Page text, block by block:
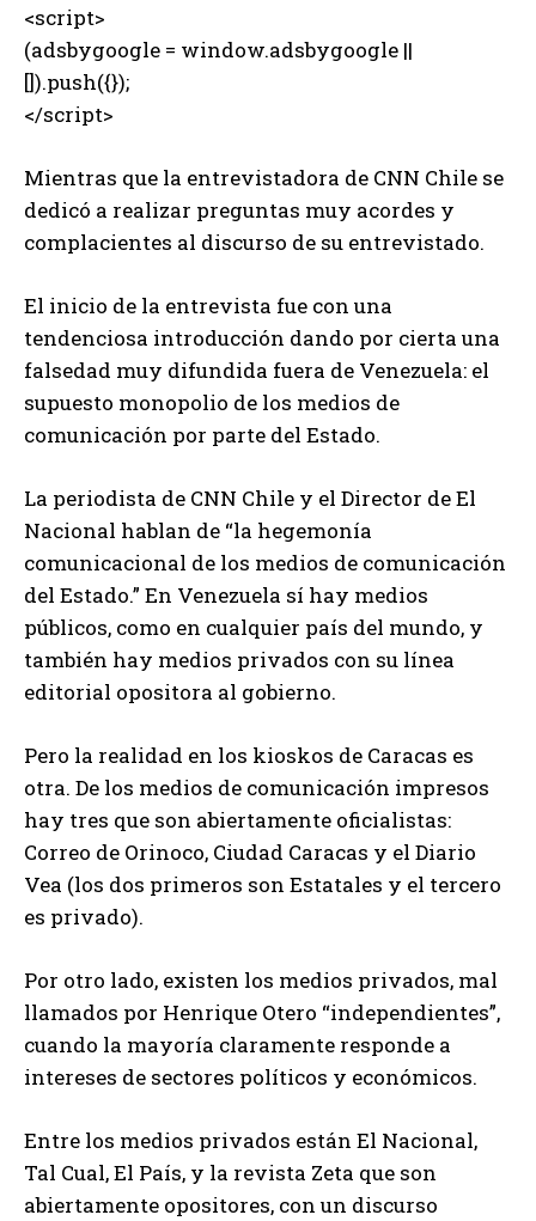
<script>
(adsbygoogle = window.adsbygoogle ||
[]).push({});
</script>
Mientras que la entrevistadora de CNN Chile se
dedicó a realizar preguntas muy acordes y
complacientes al discurso de su entrevistado.
El inicio de la entrevista fue con una
tendenciosa introducción dando por cierta una
falsedad muy difundida fuera de Venezuela: el
supuesto monopolio de los medios de
comunicación por parte del Estado.
La periodista de CNN Chile y el Director de El
Nacional hablan de “la hegemonía
comunicacional de los medios de comunicación
del Estado.” En Venezuela sí hay medios
públicos, como en cualquier país del mundo, y
también hay medios privados con su línea
editorial opositora al gobierno.
Pero la realidad en los kioskos de Caracas es
otra. De los medios de comunicación impresos
hay tres que son abiertamente oficialistas:
Correo de Orinoco, Ciudad Caracas y el Diario
Vea (los dos primeros son Estatales y el tercero
es privado).
Por otro lado, existen los medios privados, mal
llamados por Henrique Otero “independientes”,
cuando la mayoría claramente responde a
intereses de sectores políticos y económicos.
Entre los medios privados están El Nacional,
Tal Cual, El País, y la revista Zeta que son
abiertamente opositores, con un discurso